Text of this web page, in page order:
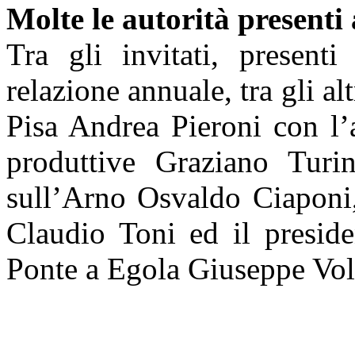
Molte le autorità
Tra gli invitati, presenti
relazione annuale, tra gli
Pisa Andrea Pieroni con
produttive Graziano
sull’Arno Osvaldo
Claudio Toni ed il
Ponte a Egola Giuseppe